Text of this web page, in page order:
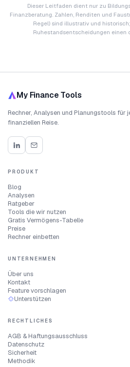
Dieser Leitfaden dient nur zu
Finanzberatung. Zahlen, Renditen und
Regel) sind illustrativ und
Ruhestandsentscheidungen einen
My Finance Tools
Rechner, Analysen und Planungstools für
finanziellen Reise.
PRODUKT
Blog
Analysen
Ratgeber
Tools die wir nutzen
Gratis Vermögens-Tabelle
Preise
Rechner einbetten
UNTERNEHMEN
Über uns
Kontakt
Feature vorschlagen
Unterstützen
RECHTLICHES
AGB & Haftungsausschluss
Datenschutz
Sicherheit
Methodik